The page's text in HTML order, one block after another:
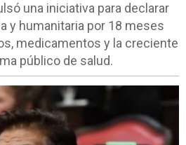
una iniciativa para declarar
y humanitaria por 18 meses
medicamentos y la creciente
público de salud.